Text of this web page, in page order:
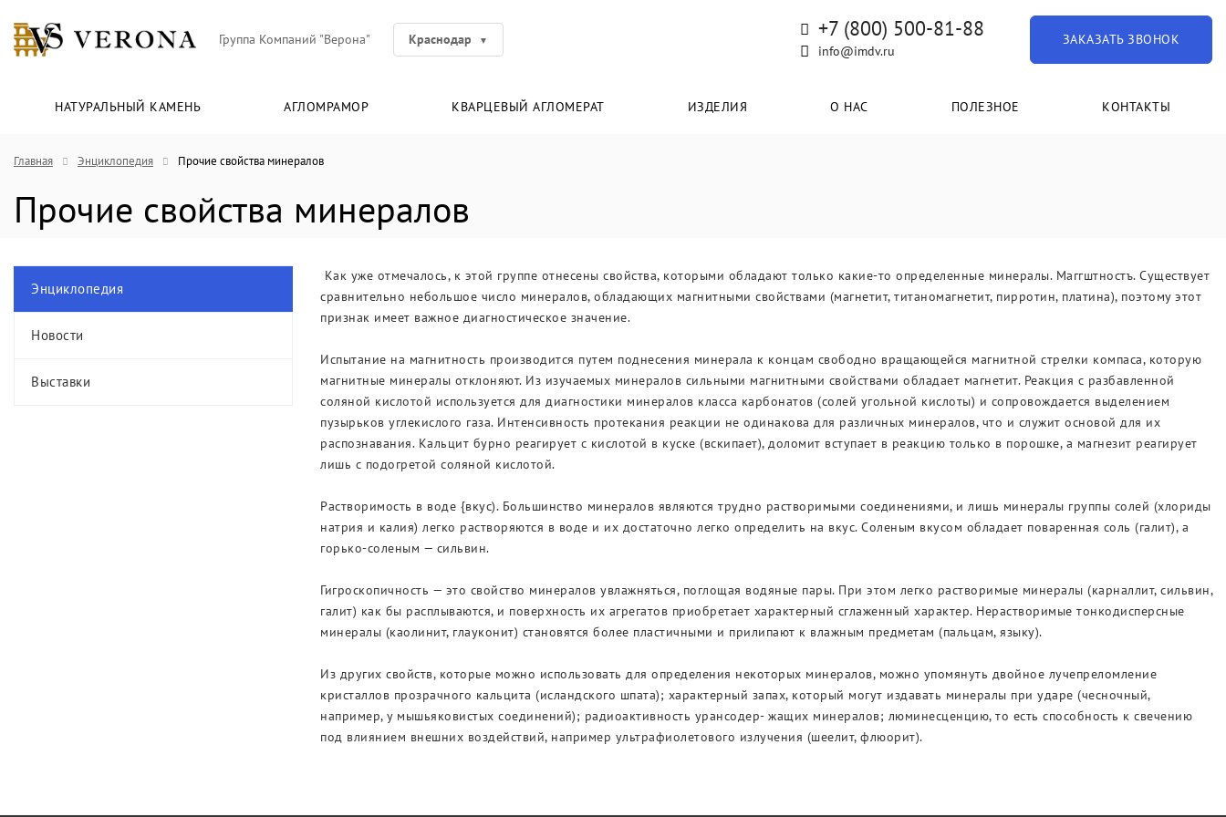
Группа Компаний "Верона" Краснодар +7 (800) 500-81-88
info@imdv.ru
ЗАКАЗАТЬ ЗВОНОК
НАТУРАЛЬНЫЙ КАМЕНЬ АГЛОМРАМОР КВАРЦЕВЫЙ АГЛОМЕРАТ ИЗДЕЛИЯ О НАС ПОЛЕЗНОЕ КОНТАКТЫ
Главная Энциклопедия Прочие свойства минералов
Прочие свойства минералов
Энциклопедия
Новости
Выставки
Как уже отмечалось, к этой группе отнесены свойства, которыми обладают только какие-то определенные минералы. Маггштностъ. Существует
сравнительно небольшое число минералов, обладающих магнитными свойствами (магнетит, титаномагнетит, пирротин, платина), поэтому этот
признак имеет важное диагностическое значение.
Испытание на магнитность производится путем поднесения минерала к концам свободно вращающейся магнитной стрелки компаса, которую
магнитные минералы отклоняют. Из изучаемых минералов сильными магнитными свойствами обладает магнетит. Реакция с разбавленной
соляной кислотой используется для диагностики минералов класса карбонатов (солей угольной кислоты) и сопровождается выделением
пузырьков углекислого газа. Интенсивность протекания реакции не одинакова для различных минералов, что и служит основой для их
распознавания. Кальцит бурно реагирует с кислотой в куске (вскипает), доломит вступает в реакцию только в порошке, а магнезит реагирует
лишь с подогретой соляной кислотой.
Растворимость в воде {вкус). Большинство минералов являются трудно растворимыми соединениями, и лишь минералы группы солей (хлориды
натрия и калия) легко растворяются в воде и их достаточно легко определить на вкус. Соленым вкусом обладает поваренная соль (галит), а
горько-соленым — сильвин.
Гигроскопичность — это свойство минералов увлажняться, поглощая водяные пары. При этом легко растворимые минералы (карналлит, сильвин,
галит) как бы расплываются, и поверхность их агрегатов приобретает характерный сглаженный характер. Нерастворимые тонкодисперсные
минералы (каолинит, глауконит) становятся более пластичными и прилипают к влажным предметам (пальцам, языку).
Из других свойств, которые можно использовать для определения некоторых минералов, можно упомянуть двойное лучепреломление
кристаллов прозрачного кальцита (исландского шпата); характерный запах, который могут издавать минералы при ударе (чесночный,
например, у мышьяковистых соединений); радиоактивность урансодер- жащих минералов; люминесценцию, то есть способность к свечению
под влиянием внешних воздействий, например ультрафиолетового излучения (шеелит, флюорит).